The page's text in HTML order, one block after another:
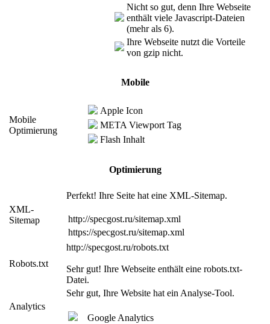
Nicht so gut, denn Ihre Webseite
enthält viele Javascript-Dateien
(mehr als 6).
Ihre Webseite nutzt die Vorteile
von gzip nicht.
Mobile
Mobile
Optimierung
Apple Icon
META Viewport Tag
Flash Inhalt
Optimierung
XML-
Sitemap
Perfekt! Ihre Seite hat eine XML-Sitemap.
http://specgost.ru/sitemap.xml
https://specgost.ru/sitemap.xml
Robots.txt
http://specgost.ru/robots.txt
Sehr gut! Ihre Webseite enthält eine robots.txt-
Datei.
Analytics
Sehr gut, Ihre Website hat ein Analyse-Tool.
Google Analytics